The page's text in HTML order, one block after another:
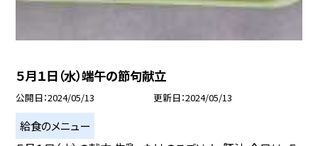
５月１日（水）端午の節句献立
公開日 2024/05/13 更新日 2024/05/13
給食のメニュー